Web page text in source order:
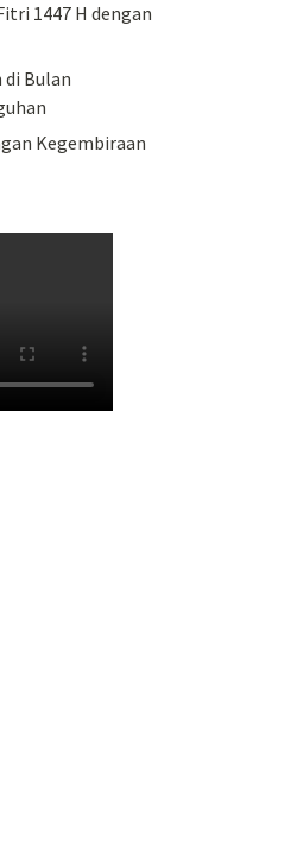
1447 H dengan
Bulan
Kegembiraan